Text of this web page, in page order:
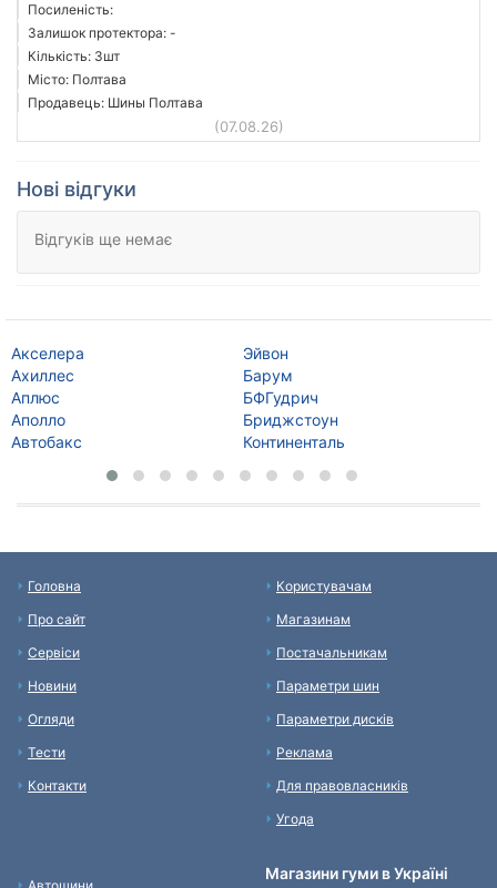
Посиленість:
Залишок протектора: -
Кількість: 3шт
Місто: Полтава
Продавець: Шины Полтава
(07.08.26)
Нові відгуки
Відгуків ще немає
Акселера
Ахиллес
Аплюс
Аполло
Автобакс
Эйвон
Барум
БФГудрич
Бриджстоун
Континенталь
Головна
Про сайт
Сервіси
Новини
Огляди
Тести
Контакти
Користувачам
Магазинам
Постачальникам
Параметри шин
Параметри дисків
Реклама
Для правовласників
Угода
Магазини гуми в Україні